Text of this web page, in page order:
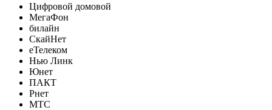
Цифровой домовой
МегаФон
билайн
СкайНет
еТелеком
Нью Линк
Юнет
ПАКТ
Рнет
МТС